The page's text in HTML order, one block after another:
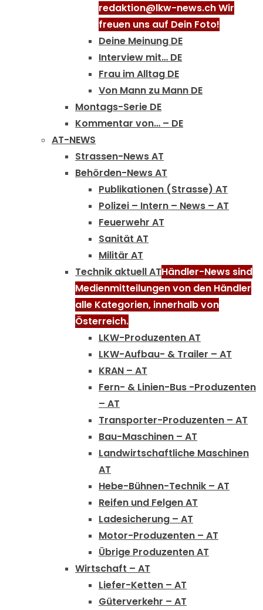
redaktion@lkw-news.ch Wir
freuen uns auf Dein Foto!
Deine Meinung DE
Interview mit… DE
Frau im Alltag DE
Von Mann zu Mann DE
Montags-Serie DE
Kommentar von… – DE
AT-NEWS
Strassen-News AT
Behörden-News AT
Publikationen (Strasse) AT
Polizei – Intern – News – AT
Feuerwehr AT
Sanität AT
Militär AT
Technik aktuell ATHändler-News sind
Medienmitteilungen von den Händler
alle Kategorien, innerhalb von
Österreich.
LKW-Produzenten AT
LKW-Aufbau- & Trailer – AT
KRAN – AT
Fern- & Linien-Bus -Produzenten
– AT
Transporter-Produzenten – AT
Bau-Maschinen – AT
Landwirtschaftliche Maschinen
AT
Hebe-Bühnen-Technik – AT
Reifen und Felgen AT
Ladesicherung – AT
Motor-Produzenten – AT
Übrige Produzenten AT
Wirtschaft – AT
Liefer-Ketten – AT
Güterverkehr – AT